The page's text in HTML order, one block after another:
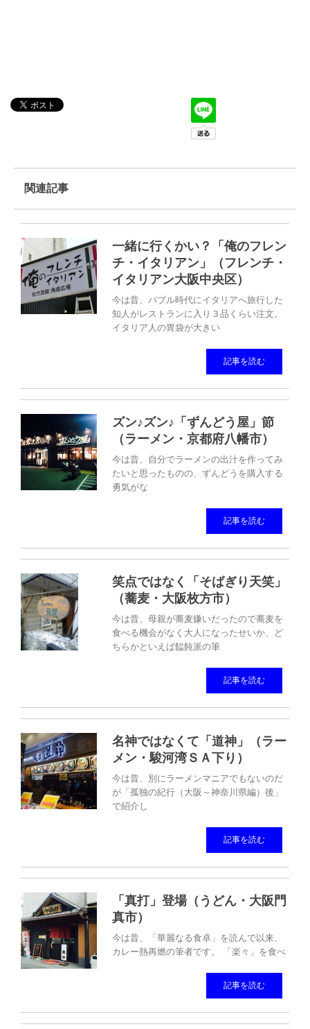
関連記事
一緒に行くかい？「俺のフレン
チ・イタリアン」（フレンチ・
イタリアン大阪中央区）
今は昔、バブル時代にイタリアへ旅行した
知人がレストランに入り３品くらい注文。
イタリア人の胃袋が大きい
記事を読む
ズン♪ズン♪「ずんどう屋」節
（ラーメン・京都府八幡市）
今は昔、自分でラーメンの出汁を作ってみ
たいと思ったものの、ずんどうを購入する
勇気がな
記事を読む
笑点ではなく「そばぎり天笑」
（蕎麦・大阪枚方市）
今は昔、母親が蕎麦嫌いだったので蕎麦を
食べる機会がなく大人になったせいか、ど
ちらかといえば饂飩派の筆
記事を読む
名神ではなくて「道神」（ラー
メン・駿河湾ＳＡ下り）
今は昔、別にラーメンマニアでもないのだ
が「孤独の紀行（大阪～神奈川県編）後」
で紹介し
記事を読む
「真打」登場（うどん・大阪門
真市）
今は昔、「華麗なる食卓」を読んで以来、
カレー熱再燃の筆者です。 「楽々」を食べ
記事を読む